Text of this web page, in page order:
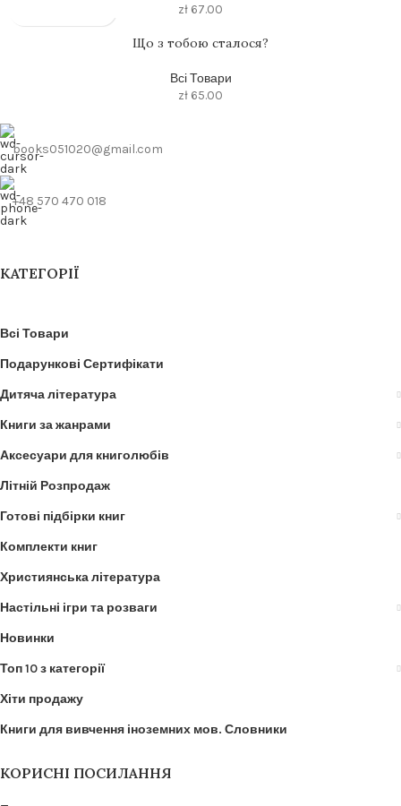
zł 67.00
Що з тобою сталося?
Всі Товари
zł 65.00
books051020@gmail.com
+48 570 470 018
КАТЕГОРІЇ
Всі Товари
Подарункові Сертифікати
Дитяча література
Книги за жанрами
Аксесуари для книголюбів
Літній Розпродаж
Готові підбірки книг
Комплекти книг
Християнська література
Настільні ігри та розваги
Новинки
Топ 10 з категорії
Хіти продажу
Книги для вивчення іноземних мов. Словники
КОРИСНІ ПОСИЛАННЯ